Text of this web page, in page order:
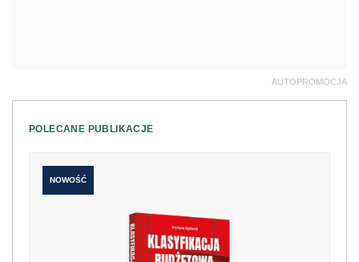
AUTOPROMOCJA
POLECANE PUBLIKACJE
NOWOŚĆ